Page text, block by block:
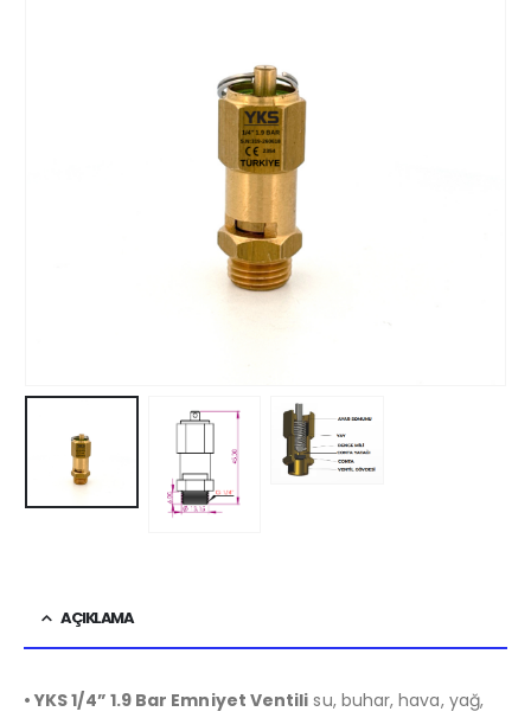
AÇIKLAMA
• YKS 1/4” 1.9 Bar Emniyet Ventili su, buhar, hava, yağ,